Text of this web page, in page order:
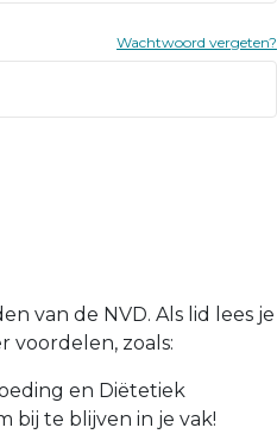
Wachtwoord vergeten?
van de NVD. Als lid lees je
voordelen, zoals:
en Diëtetiek
bij te blijven in je vak!